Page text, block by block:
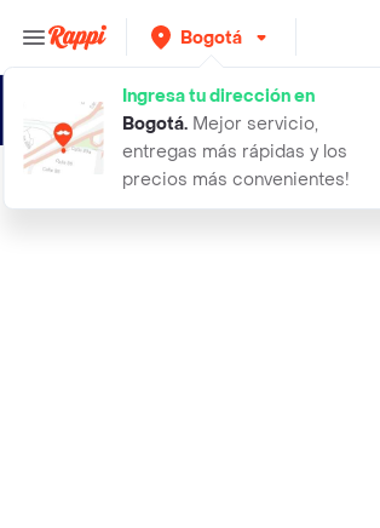
Bogotá
Ingresa tu dirección en
Bogotá. Mejor servicio,
entregas más rápidas y los
precios más convenientes!
5021 blusa moldeadora esqueleto con